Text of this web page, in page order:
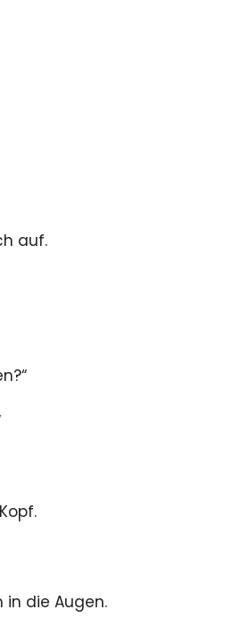
auf.
in die Augen.